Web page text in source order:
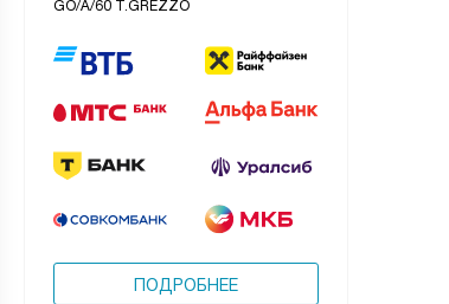
GO/A/60 T.GREZZO
ПОДРОБНЕЕ